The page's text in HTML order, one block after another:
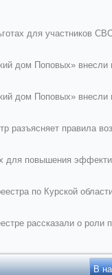
для участников
дом Поповых» внесли
дом Поповых» внесли
разъясняет правила
для повышения
по Курской
рассказали о роли
В